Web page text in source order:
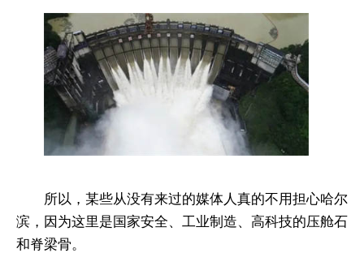
所以，某些从没有来过的媒体人真的不用担心哈尔
滨，因为这里是国家安全、工业制造、高科技的压舱石
和脊梁骨。